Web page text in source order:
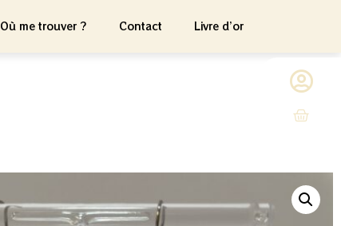
Où me trouver ? Contact Livre d’or